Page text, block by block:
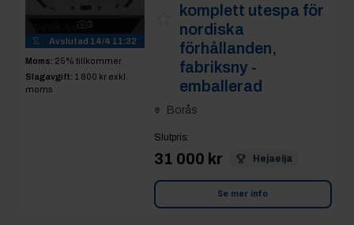
3
Avslutad 14/4 11:32
Moms: 25% tillkommer
Slagavgift: 1 800 kr exkl.
moms
komplett utespa för
nordiska
förhållanden,
fabriksny -
emballerad
Borås
Slutpris:
31 000 kr Hejaeija
Se mer info